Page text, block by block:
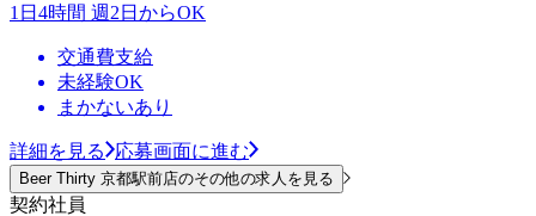
1日4時間 週2日からOK
交通費支給
未経験OK
まかないあり
詳細を見る 応募画面に進む
Beer Thirty 京都駅前店のその他の求人を見る
契約社員